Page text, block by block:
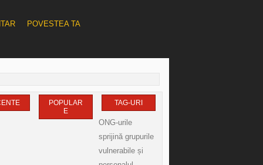
POVESTEA TA
POPULAR
E
TAG-URI
ONG-urile
sprijină grupurile
vulnerabile și